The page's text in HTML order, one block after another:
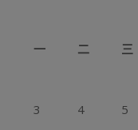
一
二 三
3
4 5